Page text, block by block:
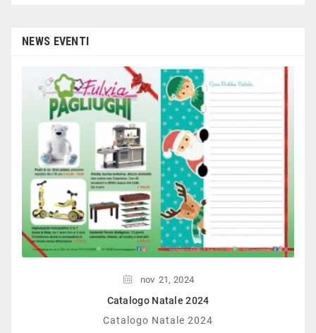
NEWS EVENTI
nov 21, 2024
Catalogo Natale 2024
Catalogo Natale 2024